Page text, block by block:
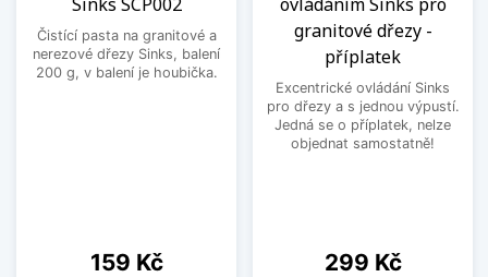
Čistící pasta na granitové a
nerezové dřezy Sinks, balení
200 g, v balení je houbička.
Cena
159 Kč
granitové dřezy -
příplatek
Excentrické ovládání Sinks
pro dřezy a s jednou výpustí.
Jedná se o příplatek, nelze
objednat samostatně!
Cena
299 Kč